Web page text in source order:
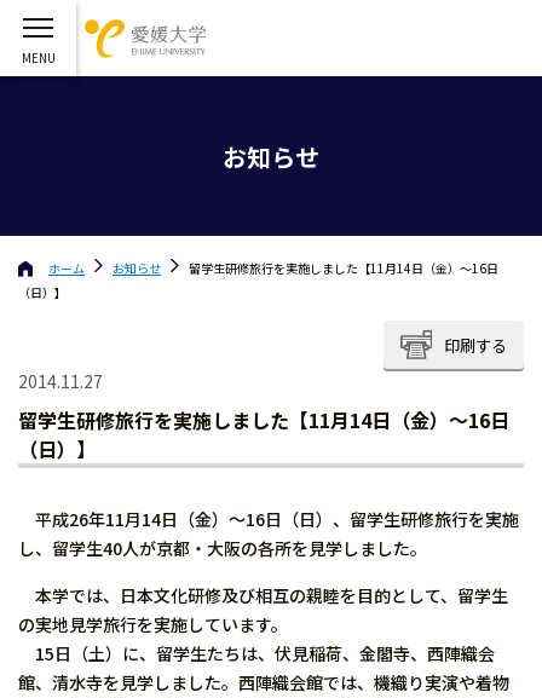
お知らせ
ホーム お知らせ
留学生研修旅行を実施しました【11月14日（金）〜16日
（日）】
印刷する
2014.11.27
留学生研修旅行を実施しました【11月14日（金）〜16日
（日）】
平成26年11月14日（金）〜16日（日）、留学生研修旅行を実施
し、留学生40人が京都・大阪の各所を見学しました。
本学では、日本文化研修及び相互の親睦を目的として、留学生
の実地見学旅行を実施しています。
15日（土）に、留学生たちは、伏見稲荷、金閣寺、西陣織会
館、清水寺を見学しました。西陣織会館では、機織り実演や着物